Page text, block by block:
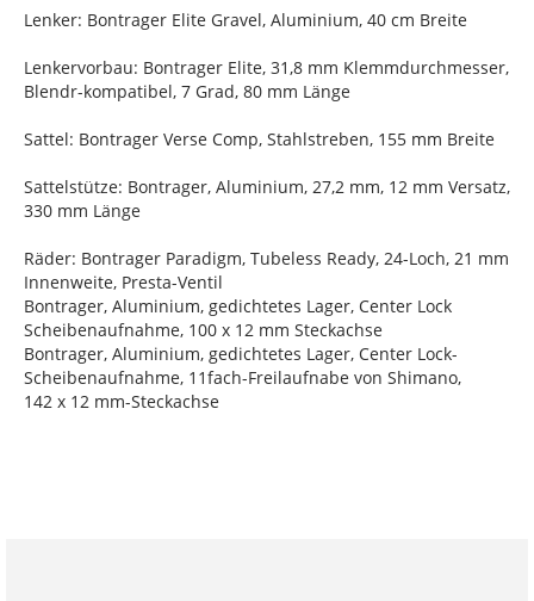
Lenker: Bontrager Elite Gravel, Aluminium, 40 cm Breite
Lenkervorbau: Bontrager Elite, 31,8 mm Klemmdurchmesser,
Blendr-kompatibel, 7 Grad, 80 mm Länge
Sattel: Bontrager Verse Comp, Stahlstreben, 155 mm Breite
Sattelstütze: Bontrager, Aluminium, 27,2 mm, 12 mm Versatz,
330 mm Länge
Räder: Bontrager Paradigm, Tubeless Ready, 24-Loch, 21 mm
Innenweite, Presta-Ventil
Bontrager, Aluminium, gedichtetes Lager, Center Lock
Scheibenaufnahme, 100 x 12 mm Steckachse
Bontrager, Aluminium, gedichtetes Lager, Center Lock-
Scheibenaufnahme, 11fach-Freilaufnabe von Shimano,
142 x 12 mm-Steckachse